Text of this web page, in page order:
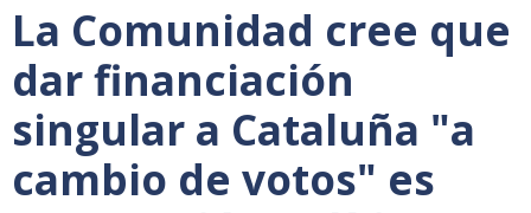
La Comunidad cree que
dar financiación
singular a Cataluña "a
cambio de votos" es